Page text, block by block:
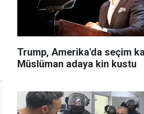
Trump, Amerika'da seçim
Müslüman adaya kin kustu